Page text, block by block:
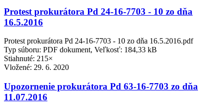
Protest prokurátora Pd 24-16-7703 - 10 zo dňa
16.5.2016
Protest prokurátora Pd 24-16-7703 - 10 zo dňa 16.5.2016.pdf
Typ súboru: PDF dokument, Veľkosť: 184,33 kB
Stiahnuté: 215×
Vložené: 29. 6. 2020
Upozornenie prokurátora Pd 63-16-7703 zo dňa
11.07.2016